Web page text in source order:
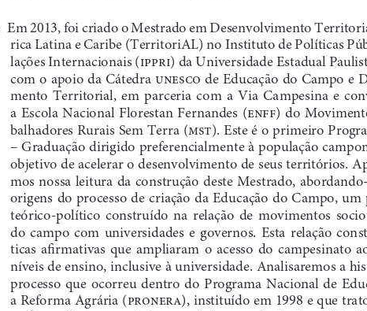
Em 2013, foi criado o Mestrado em Desenvolvimento
rica Latina e Caribe (TerritoriAL) no Instituto de Políticas
lações Internacionais (ippri) da Universidade Estadual
com o apoio da Cátedra unesco de Educação do Campo e
mento  Territorial,  em  parceria  com  a  Via  Campesina  e
a  Escola  Nacional  Florestan  Fernandes  (enff)  do
balhadores Rurais Sem Terra (mst). Este é o primeiro
– Graduação dirigido preferencialmente à população
objetivo de acelerar o desenvolvimento de seus territórios.
mos nossa leitura da construção deste Mestrado,
origens do processo de criação da Educação do Campo, um
teórico-político  construído  na  relação  de  movimentos
do  campo  com  universidades  e  governos.  Esta  relação
ticas  afirmativas  que  ampliaram  o  acesso  do  campesinato
níveis de ensino, inclusive à universidade. Analisaremos a
processo  que  ocorreu  dentro  do  Programa  Nacional  de
a Reforma Agrária (pronera), instituído em 1998 e que